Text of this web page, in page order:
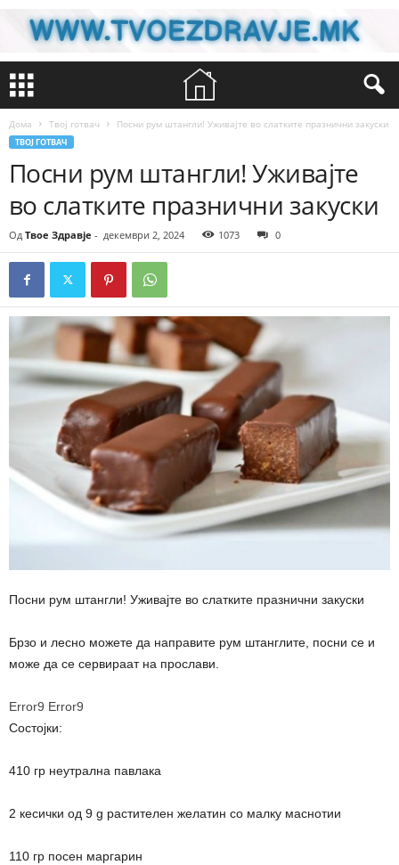
Дома Твој готвач Посни рум штангли! Уживајте во слатките празнични закуски
ТВОЈ ГОТВАЧ
Посни рум штангли! Уживајте
во слатките празнични закуски
Од Твое Здравје - декември 2, 2024 1073 0
Посни рум штангли! Уживајте во слатките празнични закуски
Брзо и лесно можете да направите рум штанглите, посни се и
може да се сервираат на прослави.
Error9 Error9
Состојки:
410 гр неутрална павлака
2 кесички од 9 g растителен желатин со малку маснотии
110 гр посен маргарин